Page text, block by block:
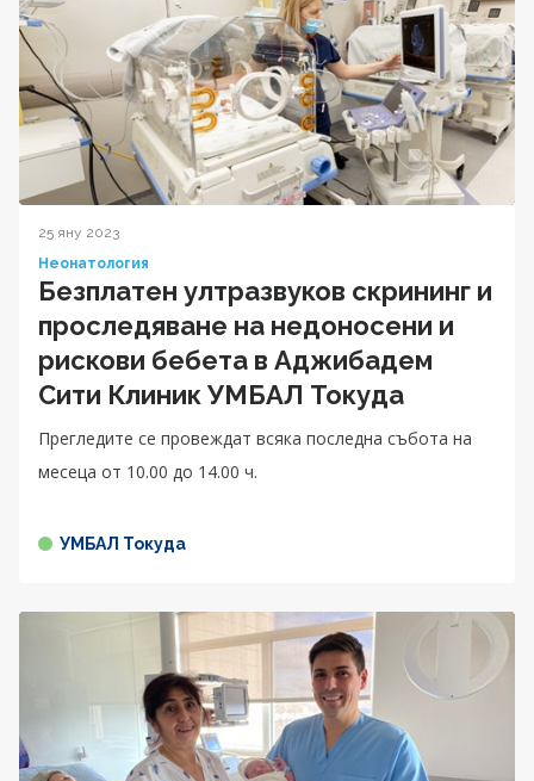
25 яну 2023
Неонатология
Безплатен ултразвуков скрининг и
проследяване на недоносени и
рискови бебета в Аджибадем
Сити Клиник УМБАЛ Токуда
Прегледите се провеждат всяка последна събота на
месеца от 10.00 до 14.00 ч.
УМБАЛ Токуда